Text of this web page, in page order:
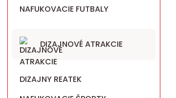
NAFUKOVACIE FUTBALY
DIZAJNOVÉ ATRAKCIE
DIZAJNY REATEK